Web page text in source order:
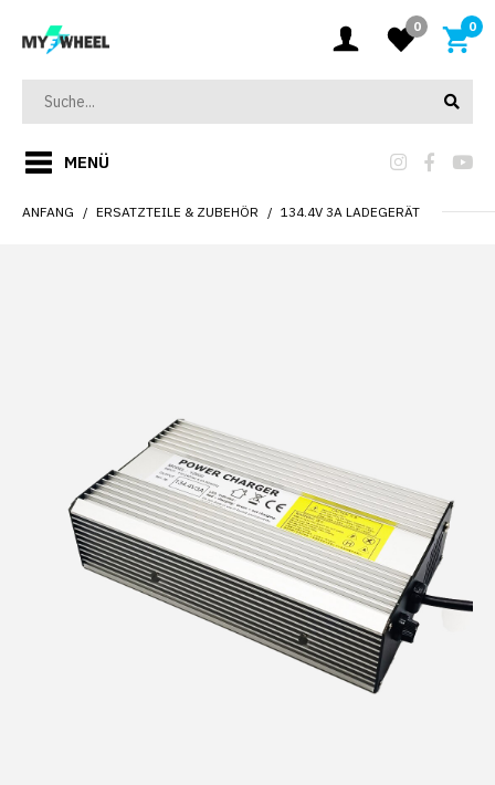
0 0
MENÜ
ANFANG ERSATZTEILE & ZUBEHÖR 134.4V 3A LADEGERÄT